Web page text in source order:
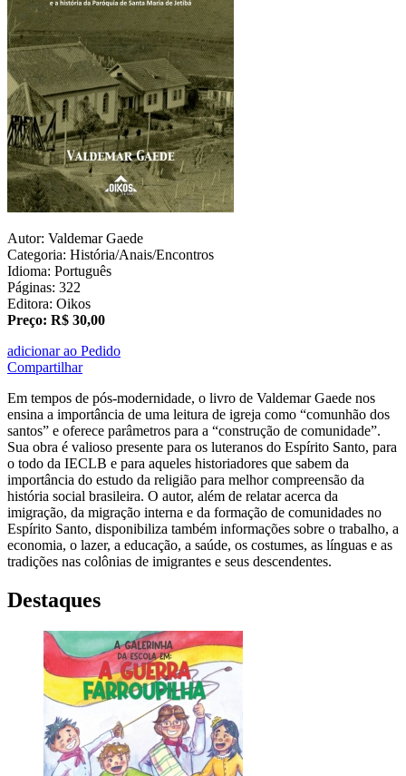
Autor: Valdemar Gaede
Categoria: História/Anais/Encontros
Idioma: Português
Páginas: 322
Editora: Oikos
Preço: R$ 30,00
adicionar ao Pedido
Compartilhar
Em tempos de pós-modernidade, o livro de Valdemar Gaede nos
ensina a importância de uma leitura de igreja como “comunhão dos
santos” e oferece parâmetros para a “construção de comunidade”.
Sua obra é valioso presente para os luteranos do Espírito Santo, para
o todo da IECLB e para aqueles historiadores que sabem da
importância do estudo da religião para melhor compreensão da
história social brasileira. O autor, além de relatar acerca da
imigração, da migração interna e da formação de comunidades no
Espírito Santo, disponibiliza também informações sobre o trabalho, a
economia, o lazer, a educação, a saúde, os costumes, as línguas e as
tradições nas colônias de imigrantes e seus descendentes.
Destaques